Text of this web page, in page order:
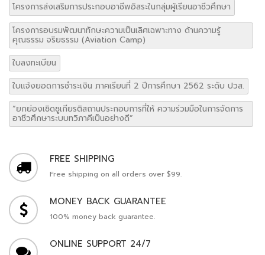
โครงการส่งเสริมการประกอบอาชีพอิสระในกลุ่มผู้เรียนอาชีวศึกษา
โครงการอบรมพัฒนาทักษะความเป็นเลิศเฉพาะทาง ด้านความรู้
คุณธรรม จริยธรรม (Aviation Camp)
ใบลงทะเบียน
ใบแจ้งยอดการชำระเงิน ภาคเรียนที่ 2 ปีการศึกษา 2562 ระดับ ปวส.
“ยกย่องเชิดชูเกียรติสถานประกอบการที่ให้ ความร่วมมือในการจัดการ
อาชีวศึกษาระบบทวิภาคีเป็นอย่างดี”
FREE SHIPPING
Free shipping on all orders over $99.
MONEY BACK GUARANTEE
100% money back guarantee.
ONLINE SUPPORT 24/7